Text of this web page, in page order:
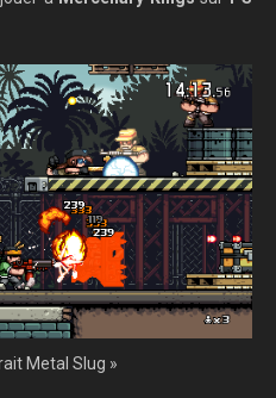
Metal Slug »